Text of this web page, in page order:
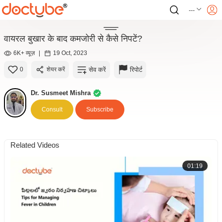
---
वायरल बुखार के बाद कमजोरी से कैसे निपटें?
6K+ व्यूज़ | 19 Oct, 2023
0 शेयर करें सेव करें रिपोर्ट
Dr. Susmeet Mishra
Consult Subscribe
Related Videos
01:19